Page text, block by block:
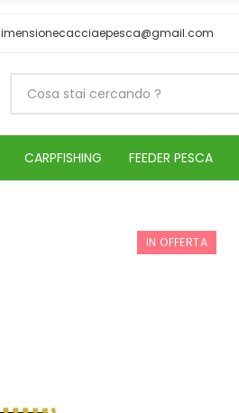
CARPFISHING FEEDER PESCA
IN OFFERTA